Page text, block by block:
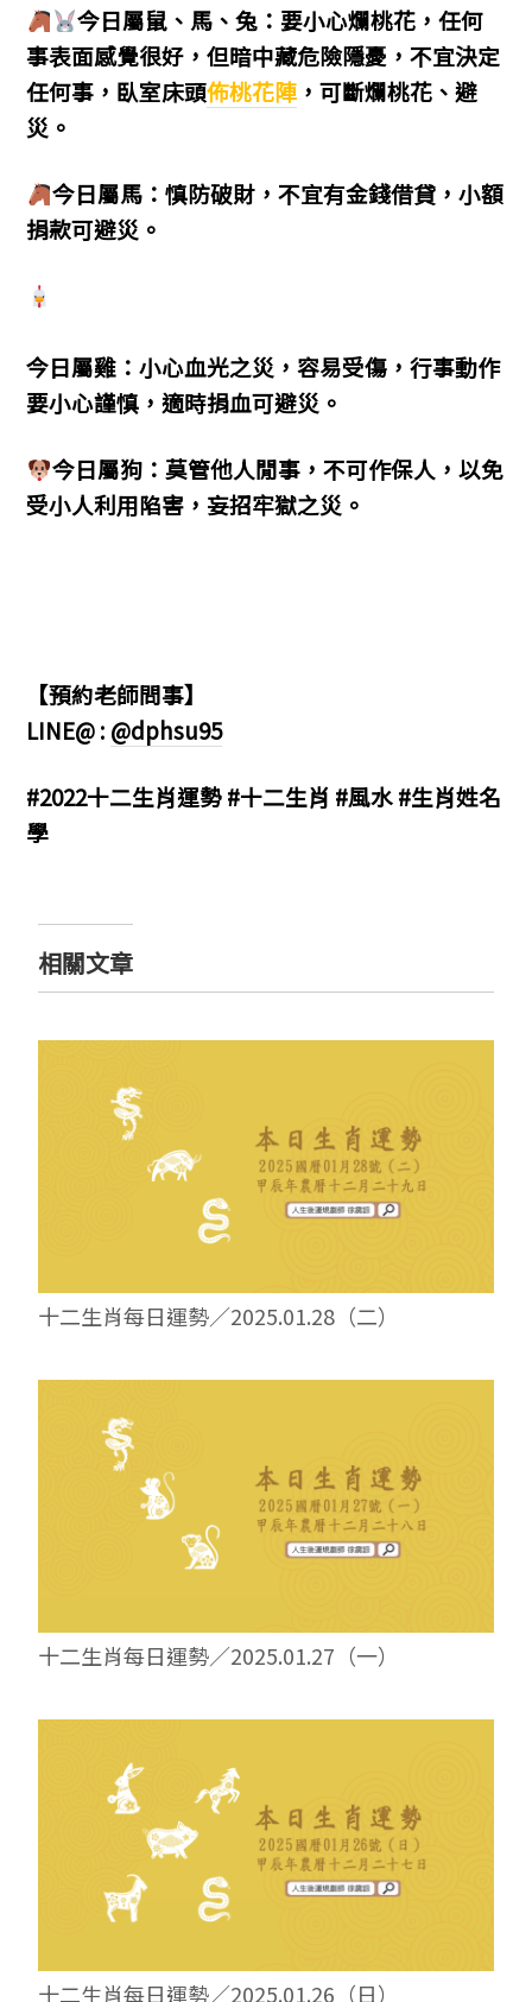
今日屬鼠、馬、兔：要小心爛桃花，任何
事表面感覺很好，但暗中藏危險隱憂，不宜決定
任何事，臥室床頭佈桃花陣 ，可斷爛桃花、避
災。
今日屬馬：慎防破財，不宜有金錢借貸，小額
捐款可避災。
今日屬雞：小心血光之災，容易受傷，行事動作
要小心謹慎，適時捐血可避災。
今日屬狗：莫管他人閒事，不可作保人，以免
受小人利用陷害，妄招牢獄之災。
【預約老師問事】
LINE@ : @dphsu95
#2022十二生肖運勢 #十二生肖 #風水 #生肖姓名
學
相關文章
十二生肖每日運勢／2025.01.28（二）
十二生肖每日運勢／2025.01.27（一）
十二生肖每日運勢／2025.01.26（日）